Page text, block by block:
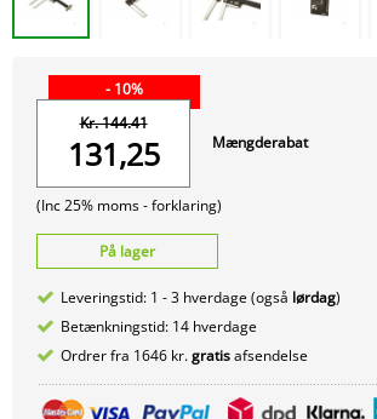
- 10%
Kr. 144.41
131,25
(Inc 25% moms -forklaring)
Mængderabat
På lager
Leveringstid: 1 - 3 hverdage (også lørdag)
Betænkningstid: 14 hverdage
Ordrer fra 1646 kr.gratisafsendelse